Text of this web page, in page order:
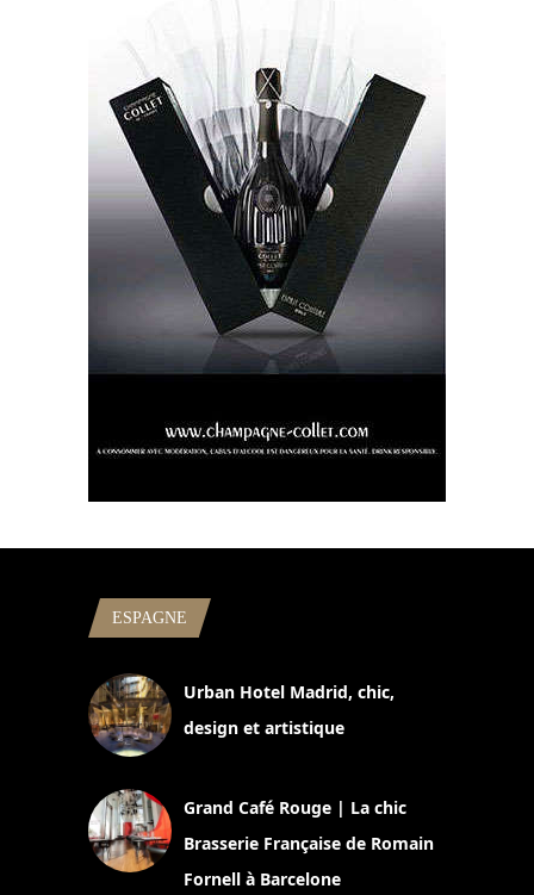
ESPAGNE
Urban Hotel Madrid, chic,
design et artistique
Grand Café Rouge | La chic
Brasserie Française de Romain
Fornell à Barcelone